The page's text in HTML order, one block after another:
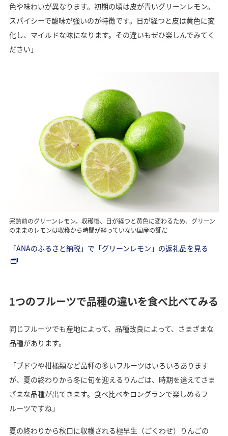
色や味わいが異なります。初期の頃は皮が青いグリーンレモン。
スパイシーで酸味が強いのが特徴です。日が経つと皮は黄色に変
化し、マイルドな味になります。その違いもぜひ楽しんでみてく
ださい」
完熟前のグリーンレモン。収穫後、日が経つと黄色に変わるため、グリーン
のままのレモンは収穫から時間が経っていない国産の証だ
「ANAのふるさと納税」で「グリーンレモン」の返礼品を見る
1つのフルーツで品種の違いを食べ比べてみる
同じフルーツでも産地によって、品種改良によって、さまざまな
品種があります。
「ブドウや柑橘類など品種の多いフルーツはいろいろあります
が、夏の終わりから冬に旬を迎えるりんごは、時期を違えてさま
ざまな品種が出てきます。食べ比べをロングランで楽しめるフ
ルーツですね」
夏の終わりから秋口に収穫される極早生（ごくわせ）りんごの